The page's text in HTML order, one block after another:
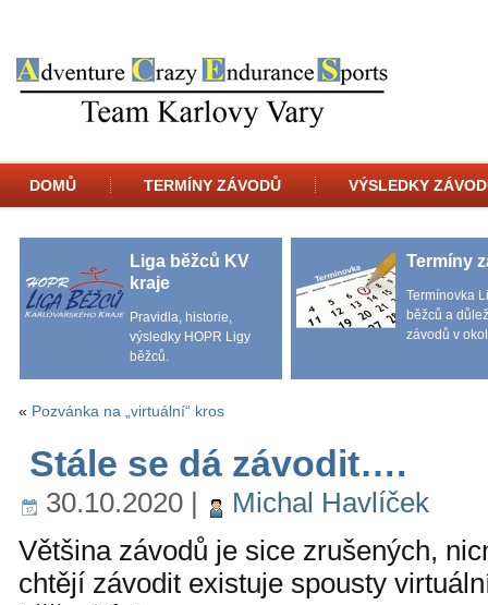
DOMŮ TERMÍNY ZÁVODŮ VÝSLEDKY
Liga běžců KV
kraje
Pravidla, historie,
výsledky HOPR Ligy
běžců.
Termíny
Termínovka
běžců a
závodů v
« Pozvánka na „virtuální“ kros
Stále se dá závodit….
30.10.2020 |
Michal Havlíček
Většina závodů je sice zrušených,
chtějí závodit existuje spousty